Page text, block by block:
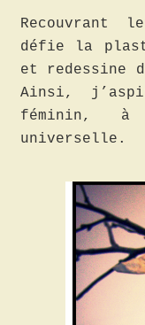
Recouvrant
défie la
et redessine
Ainsi,
féminin,
universelle.